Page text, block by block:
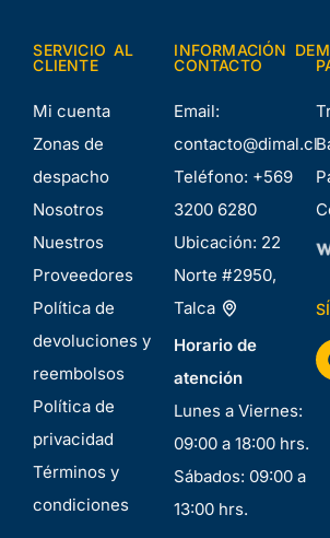
SERVICIO AL
CLIENTE
Mi cuenta
Zonas de
despacho
Nosotros
Nuestros
Proveedores
Política de
devoluciones y
reembolsos
Política de
privacidad
Términos y
condiciones
INFORMACIÓN DE
CONTACTO
Email:
contacto@dimal.cl
Teléfono: +569
3200 6280
Ubicación: 22
Norte #2950,
Talca
Horario de
atención
Lunes a Viernes:
09:00 a 18:00 hrs.
Sábados: 09:00 a
13:00 hrs.